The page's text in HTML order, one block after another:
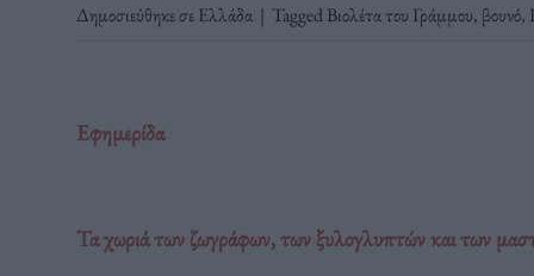
Δημοσιεύθηκε σεΕλλάδα | TaggedΒιολέτα του Γράμμου, βουνό,
Εφημερίδα
Τα χωριά των ζωγράφων, των ξυλογλυπτών και των